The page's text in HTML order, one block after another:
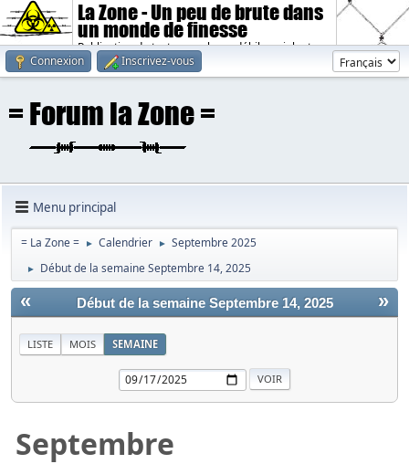
La Zone - Un peu de brute dans
un monde de finesse
Publication de textes sombres, débiles, violents.
Connexion
Inscrivez-vous
Menu principal
= La Zone = ► Calendrier ► Septembre 2025
► Début de la semaine Septembre 14, 2025
« »
Début de la semaine Septembre 14, 2025
LISTE MOIS SEMAINE
Septembre